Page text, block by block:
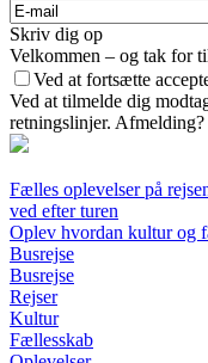
Skriv dig op
Velkommen – og tak for
Ved at fortsætte
Ved at tilmelde dig
retningslinjer.
Fælles oplevelser på
ved efter turen
Oplev hvordan kultur og
Busrejse
Busrejse
Rejser
Kultur
Fællesskab